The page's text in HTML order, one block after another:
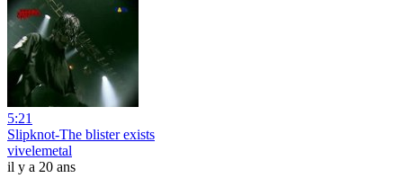
5:21
Slipknot-The blister exists
vivelemetal
il y a 20 ans